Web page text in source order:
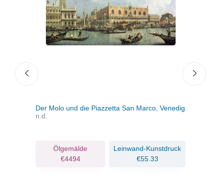
Der Molo und die Piazzetta San Marco, Venedig
n.d.
Ölgemälde
€4494
Leinwand-Kunstdruck
€55.33